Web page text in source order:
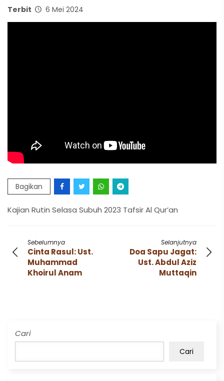
Terbit 6 Mei 2024
Bagikan
Kajian Rutin Selasa Subuh 2023 Tafsir Al Qur’an
Sebelumnya
Cinta Rasul: Ust.
Muhammad
Khoirul Anam
Selanjutnya
Doa Sapu Jagat:
Ust. Abdul Aziz
Muttaqin
Cari
Cari